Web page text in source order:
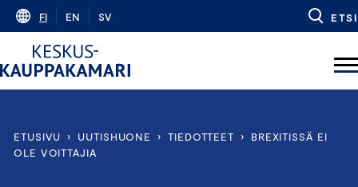
Skip
content
FI EN SV ETSI
ETUSIVU › UUTISHUONE › TIEDOTTEET ›
BREXITISSÄ EI
OLE VOITTAJIA